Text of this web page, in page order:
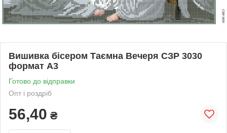
Вишивка бісером Таємна Вечеря СЗР 3030
формат А3
Готово до відправки
Опт і роздріб
56,40 ₴